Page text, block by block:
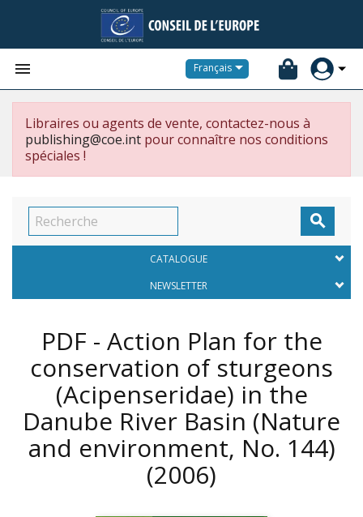
 Français
Libraires ou agents de vente, contactez-nous à
publishing@coe.int pour connaître nos conditions
spéciales !

CATALOGUE
NEWSLETTER
PDF - Action Plan for the
conservation of sturgeons
(Acipenseridae) in the
Danube River Basin (Nature
and environment, No. 144)
(2006)